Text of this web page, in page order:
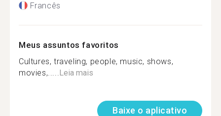
Francês
Meus assuntos favoritos
Cultures, traveling, people, music, shows,
movies,..... Leia mais
Baixe o aplicativo